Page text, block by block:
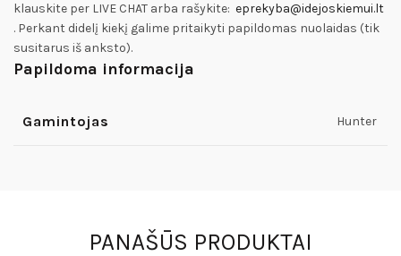
klauskite per LIVE CHAT arba rašykite: eprekyba@idejoskiemui.lt
. Perkant didelį kiekį galime pritaikyti papildomas nuolaidas (tik
susitarus iš anksto).
Papildoma informacija
Gamintojas Hunter
PANAŠŪS PRODUKTAI